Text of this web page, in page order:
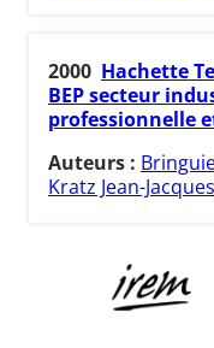
2000 Hachette
BEP secteur
professionnelle
Auteurs :
Kratz Jean-Jacques